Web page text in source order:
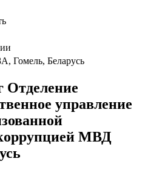
Гомель, Беларусь
Отделение
управление
МВД